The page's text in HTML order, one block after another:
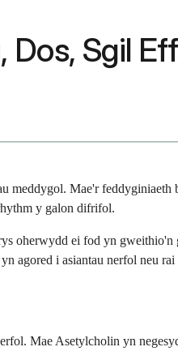
Sgil
Mae'r feddyginiaeth
y galon difrifol.
oherwydd ei fod yn
agored i asiantau nerfol neu rai
Mae Asetylcholin yn